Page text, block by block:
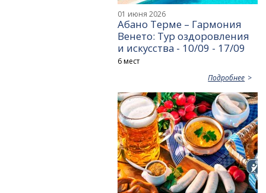
01 июня 2026
Абано Терме – Гармония
Венето: Тур оздоровления
и искусства - 10/09 - 17/09
6 мест
Подробнее